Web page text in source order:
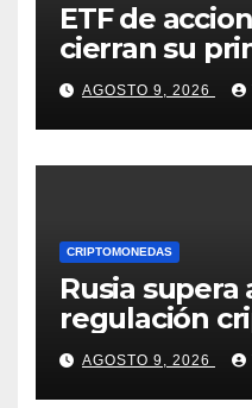
ETF de
cierran su
positivo
guerra en Irán
AGOSTO 9, 2026
CRIPTOMONEDAS
Rusia supera
regulación
la nueva ley?
AGOSTO 9, 2026